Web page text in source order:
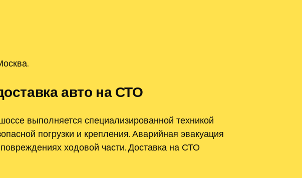
авто на СТО
выполняется специализированной техникой
погрузки и крепления. Аварийная эвакуация
ходовой части. Доставка на СТО